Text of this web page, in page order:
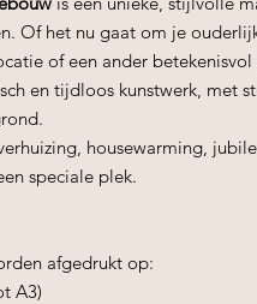
Of het nu gaat om je
of een ander
en tijdloos kunstwerk, met
housewarming,
speciale plek.
afgedrukt op:
A3)